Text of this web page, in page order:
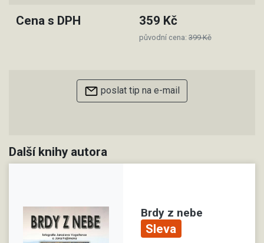
Cena s DPH 359 Kč
původní cena: 399 Kč
poslat tip na e-mail
Další knihy autora
Brdy z nebe
Sleva